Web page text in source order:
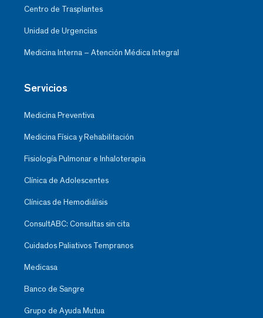
Centro de Trasplantes
Unidad de Urgencias
Medicina Interna – Atención Médica Integral
Servicios
Medicina Preventiva
Medicina Física y Rehabilitación
Fisiología Pulmonar e Inhaloterapia
Clínica de Adolescentes
Clínicas de Hemodiálisis
ConsultABC: Consultas sin cita
Cuidados Paliativos Tempranos
Medicasa
Banco de Sangre
Grupo de Ayuda Mutua